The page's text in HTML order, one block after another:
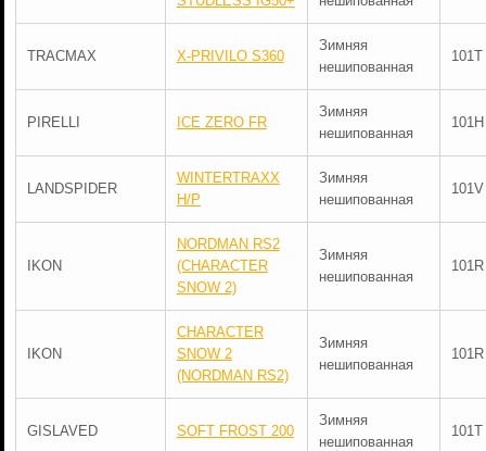
TRACMAX X-PRIVILO S360
Зимняя
нешипованная
101T
PIRELLI ICE ZERO FR
Зимняя
нешипованная
101H
LANDSPIDER
WINTERTRAXX
H/P
Зимняя
нешипованная
101V
IKON
NORDMAN RS2
(CHARACTER
SNOW 2)
Зимняя
нешипованная
101R
IKON
CHARACTER
SNOW 2
(NORDMAN RS2)
Зимняя
нешипованная
101R
GISLAVED SOFT FROST 200
Зимняя
нешипованная
101T